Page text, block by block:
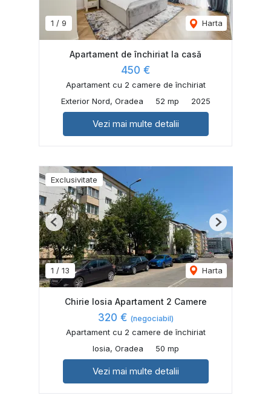
1 / 9 Harta
Apartament de închiriat la casă
450 €
Apartament cu 2 camere de închiriat
Exterior Nord, Oradea
52 mp 2025
Vezi mai multe detalii
Exclusivitate
1 / 13 Harta
Previous Next
Chirie Iosia Apartament 2 Camere
320 € (negociabil)
Apartament cu 2 camere de închiriat
Iosia, Oradea
50 mp
Vezi mai multe detalii